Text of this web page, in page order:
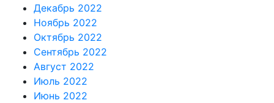
Декабрь 2022
Ноябрь 2022
Октябрь 2022
Сентябрь 2022
Август 2022
Июль 2022
Июнь 2022